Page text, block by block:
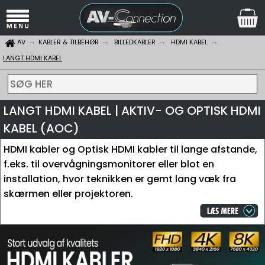
AV KABLER & TILBEHØR BILLEDKABLER
HDMI KABEL
LANGT HDMI KABEL
SØG HER
LANGT HDMI KABEL | AKTIV- OG OPTISK HDMI
KABEL (AOC)
HDMI kabler og Optisk HDMI kabler til lange afstande,
f.eks. til overvågningsmonitorer eller blot en
installation, hvor teknikken er gemt lang væk fra
skærmen eller projektoren.